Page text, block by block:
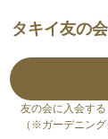
タキイ友の
友の会に入会す
（※ガーデニン